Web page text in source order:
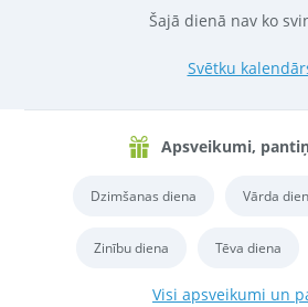
Šajā dienā nav ko
Svētku
Apsveikumi,
Dzimšanas diena Vārda
Zinību diena Tēva diena
Visi apsveikumi un